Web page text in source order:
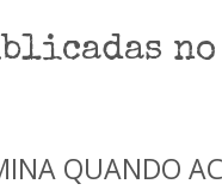
QUANDO